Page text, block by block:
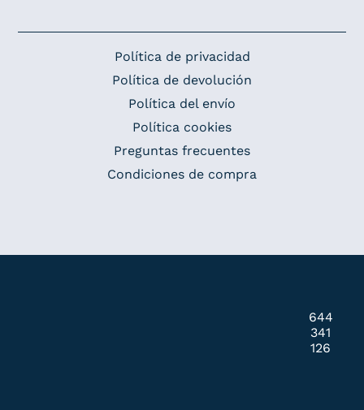
Política de privacidad
Política de devolución
Política del envío
Política cookies
Preguntas frecuentes
Condiciones de compra
644
341
126